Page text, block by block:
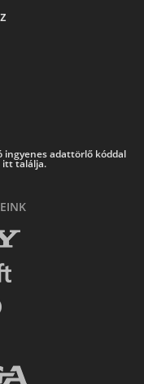
adattörlő kóddal
itt találja.